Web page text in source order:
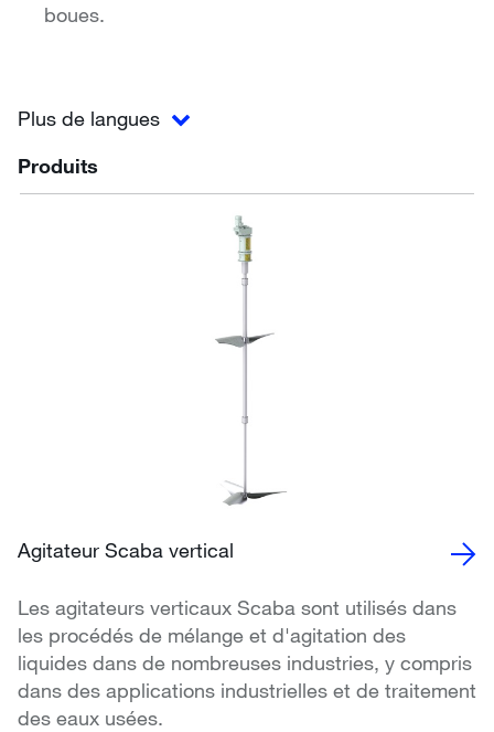
boues.
Plus de langues
Produits
Agitateur Scaba vertical
Les agitateurs verticaux Scaba sont utilisés dans
les procédés de mélange et d'agitation des
liquides dans de nombreuses industries, y compris
dans des applications industrielles et de traitement
des eaux usées.